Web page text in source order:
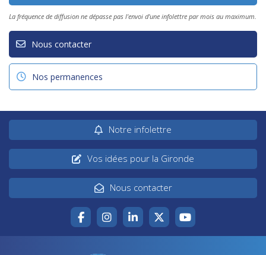
La fréquence de diffusion ne dépasse pas l'envoi d'une infolettre par mois au maximum.
Nous contacter
Nos permanences
Notre infolettre
Vos idées pour la Gironde
Nous contacter